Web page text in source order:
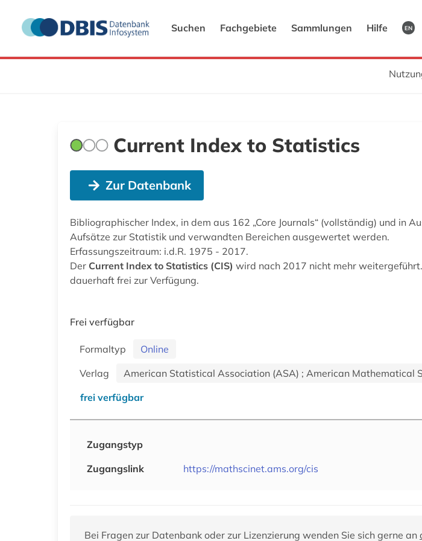
Suchen Fachgebiete Sammlungen Hilfe EN
Current Index to Statistics
Zur Datenbank
Bibliographischer Index, in dem aus 162 „Core Journals“ (vollständig) und in
Aufsätze zur Statistik und verwandten Bereichen ausgewertet werden.
Erfassungszeitraum: i.d.R. 1975 - 2017.
Der Current Index to Statistics (CIS) wird nach 2017 nicht mehr
dauerhaft frei zur Verfügung.
Frei verfügbar
Formaltyp
Online
Verlag
American Statistical Association (ASA) ; American Mathematical
frei verfügbar
Zugangstyp
Zugangslink
https://mathscinet.ams.org/cis
Bei Fragen zur Datenbank oder zur Lizenzierung wenden Sie sich gerne an